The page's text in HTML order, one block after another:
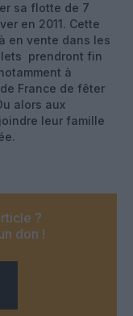
sa flotte de 7
en 2011. Cette
en vente dans les
prendront fin
à
France de fêter
alors aux
leur famille
?
don !